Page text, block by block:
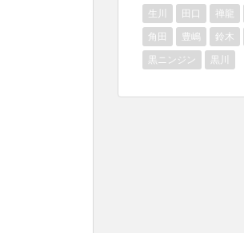
生川 田口 禅龍
角田
豊嶋 鈴木
黒ニンジン
黒川